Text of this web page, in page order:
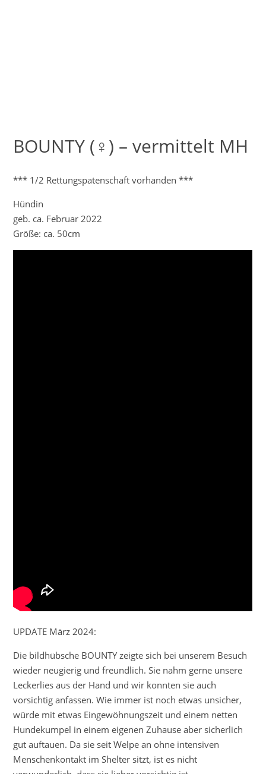
BOUNTY (♀) – vermittelt MH
*** 1/2 Rettungspatenschaft vorhanden ***
Hündin
geb. ca. Februar 2022
Größe: ca. 50cm
UPDATE März 2024:
Die bildhübsche BOUNTY zeigte sich bei unserem Besuch
wieder neugierig und freundlich. Sie nahm gerne unsere
Leckerlies aus der Hand und wir konnten sie auch
vorsichtig anfassen. Wie immer ist noch etwas unsicher,
würde mit etwas Eingewöhnungszeit und einem netten
Hundekumpel in einem eigenen Zuhause aber sicherlich
gut auftauen. Da sie seit Welpe an ohne intensiven
Menschenkontakt im Shelter sitzt, ist es nicht